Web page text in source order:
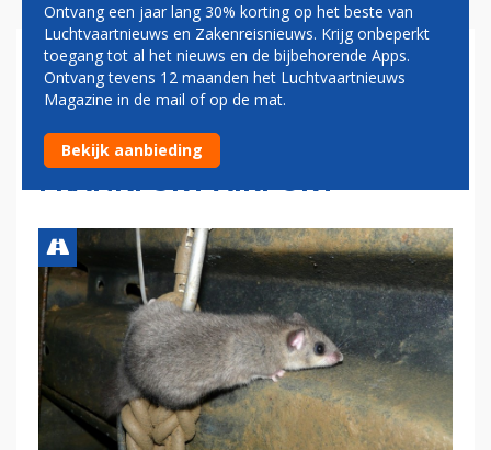
RELMUIS BLIJKT
VERANTWOORDELIJK VOOR
GROTE STROOMSTORING OP
FRANKFURT AIRPORT
Ontvang een jaar lang 30% korting op het beste van
Luchtvaartnieuws en Zakenreisnieuws. Krijg onbeperkt
toegang tot al het nieuws en de bijbehorende Apps.
Ontvang tevens 12 maanden het Luchtvaartnieuws
Magazine in de mail of op de mat.
Bekijk aanbieding